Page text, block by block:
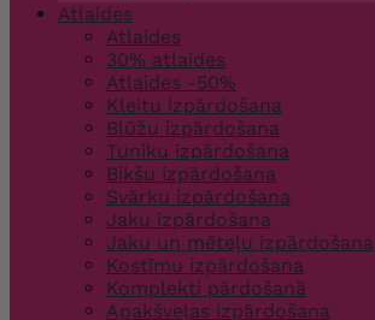
Atlaides
Atlaides
30% atlaides
Atlaides -50%
Kleitu izpārdošana
Blūžu izpārdošana
Tuniku izpārdošana
Bikšu izpārdošana
Svārku izpārdošana
Jaku izpārdošana
Jaku un mēteļu izpārdošana
Kostīmu izpārdošana
Komplekti pārdošanā
Apakšveļas izpārdošana